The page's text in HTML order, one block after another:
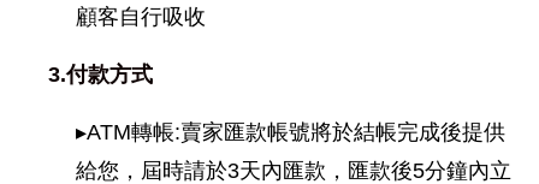
顧客自行吸收
3.付款方式
▸ATM轉帳:賣家匯款帳號將於結帳完成後提供
給您，屆時請於3天內匯款，匯款後5分鐘內立